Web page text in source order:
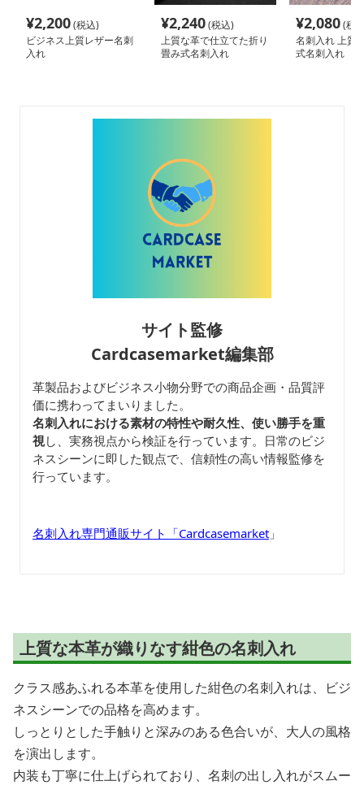
¥2,200(税込)
ビジネス上質レザー名刺
入れ
¥2,240(税込)
上質な革で仕立てた折り
畳み式名刺入れ
¥2,080(税
名刺入れ 上質
式名刺入れ
サイト監修
Cardcasemarket編集部
革製品およびビジネス小物分野での商品企画・品質評
価に携わってまいりました。
名刺入れにおける素材の特性や耐久性、使い勝手を重
視し、実務視点から検証を行っています。日常のビジ
ネスシーンに即した観点で、信頼性の高い情報監修を
行っています。
名刺入れ専門通販サイト「Cardcasemarket 」
上質な本革が織りなす紺色の名刺入れ
クラス感あふれる本革を使用した紺色の名刺入れは、ビジ
ネスシーンでの品格を高めます。
しっとりとした手触りと深みのある色合いが、大人の風格
を演出します。
内装も丁寧に仕上げられており、名刺の出し入れがスムー